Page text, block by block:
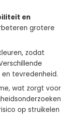
en
grotere
zodat
tevredenheid.
wat zorgt voor
op struikelen